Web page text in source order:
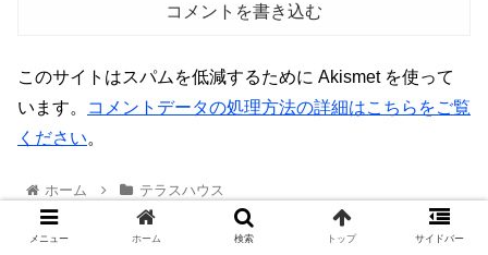
コメントを書き込む
このサイトはスパムを低減するために Akismet を使って
います。
コメントデータの処理方法の詳細はこちらをご覧
ください。
ホーム テラスハウス
メニュー ホーム 検索 トップ サイドバー